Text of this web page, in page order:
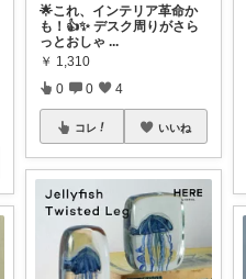
🌟これ、インテリア革命か
も！👍✨ デスク周りがさら
っとおしゃ ...
￥ 1,310
0 0 4
コレ いいね